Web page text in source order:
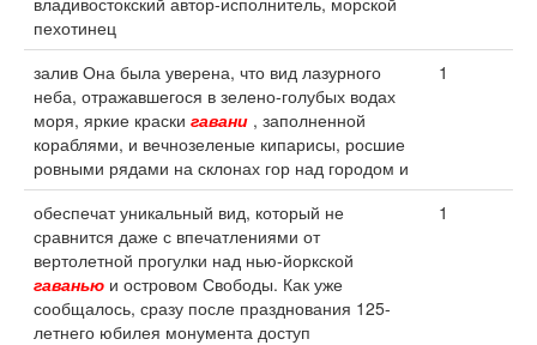
пехотинец
залив Она была уверена, что вид лазурного
неба, отражавшегося в зелено-голубых водах
моря, яркие краски гавани , заполненной
кораблями, и вечнозеленые кипарисы, росшие
ровными рядами на склонах гор над городом и
1
обеспечат уникальный вид, который не
сравнится даже с впечатлениями от
вертолетной прогулки над нью-йоркской
гаванью и островом Свободы. Как уже
сообщалось, сразу после празднования 125-
летнего юбилея монумента доступ
1